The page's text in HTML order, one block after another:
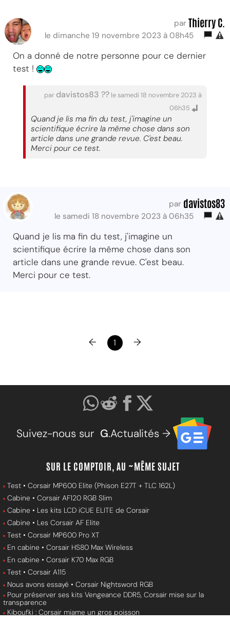
par Thierry C.
le dimanche 19 novembre 2023 à 08h45
On a donné de notre personne pour ce dernier
test !
par davistos83 ?? le samedi 18 novembre 2023 à
06h35
Quand je lis ma fin du test, j'imagine un
scientifique écrire la même chose dans son
article dans une grande revue. C'est beau.
Merci pour ce test.
par davistos83
le samedi 18 novembre 2023 à 06h35
Quand je lis ma fin du test, j'imagine un
scientifique écrire la même chose dans son
article dans une grande revue. C'est beau.
Merci pour ce test.
← 1 →
Suivez-nous sur G.Actualités →
SUR LE COMPTOIR, AU ~MÊME SUJET
Test • Corsair MP600 Elite (Phison E27T + TLC 162L)
Cabine • Corsair AF120 RGB Slim
Cabine • Les kits LCD iCUE ELITE de Corsair
Cabine • Les Corsair AF Elite
Test • Corsair MP600 Pro XT
En cabine • Corsair HS80 Max Wireless
En cabine • Corsair K70 Max RGB
Test • Corsair A115
Nous avons essayé • Corsair Nightsword RGB
Pour préserver ses kits Vengeance DDR5, Corsair mise sur la
transparence
Kiboufki : Corsair miame un gros poisson